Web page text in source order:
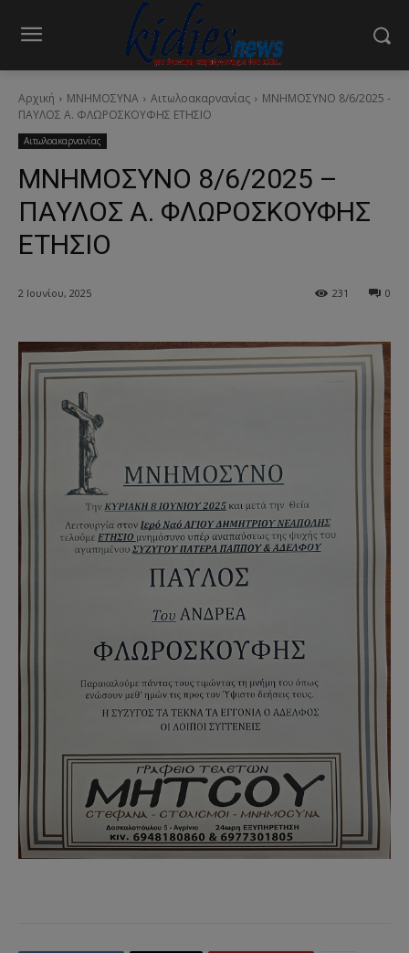
Αρχική ΜΝΗΜΟΣΥΝΑ Αιτωλοακαρνανίας
ΜΝΗΜΟΣΥΝΟ 8/6/2025 -
ΠΑΥΛΟΣ Α. ΦΛΩΡΟΣΚΟΥΦΗΣ ΕΤΗΣΙΟ
Αιτωλοακαρνανίας
ΜΝΗΜΟΣΥΝΟ 8/6/2025 –
ΠΑΥΛΟΣ Α. ΦΛΩΡΟΣΚΟΥΦΗΣ
ΕΤΗΣΙΟ
2 Ιουνίου, 2025 0
231